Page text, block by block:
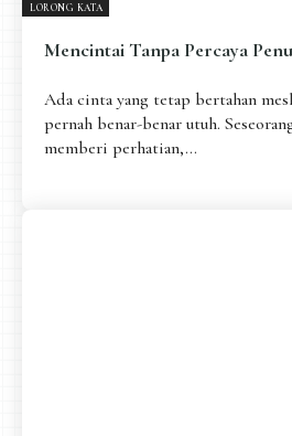
EXTREME DISTORTION
LORONG KATA
Mencintai Tanpa Percaya
Ada cinta yang tetap bertahan
pernah benar-benar utuh.
memberi perhatian,...